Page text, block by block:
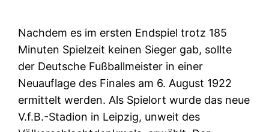
Nachdem es im ersten Endspiel trotz 185
Minuten Spielzeit keinen Sieger gab, sollte
der Deutsche Fußballmeister in einer
Neuauflage des Finales am 6. August 1922
ermittelt werden. Als Spielort wurde das neue
V.f.B.-Stadion in Leipzig, unweit des